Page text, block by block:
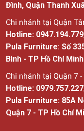
Đình, Quận Thanh
Chi nhánh tại Quận
Hotline: 0947.194.779
Pula Furniture: Số
Bình - TP Hồ Chí Minh
Chi nhánh tại Quận 7
Hotline: 0979.757.227
Pula Furniture: 85A
Quận 7 - TP Hồ Chí